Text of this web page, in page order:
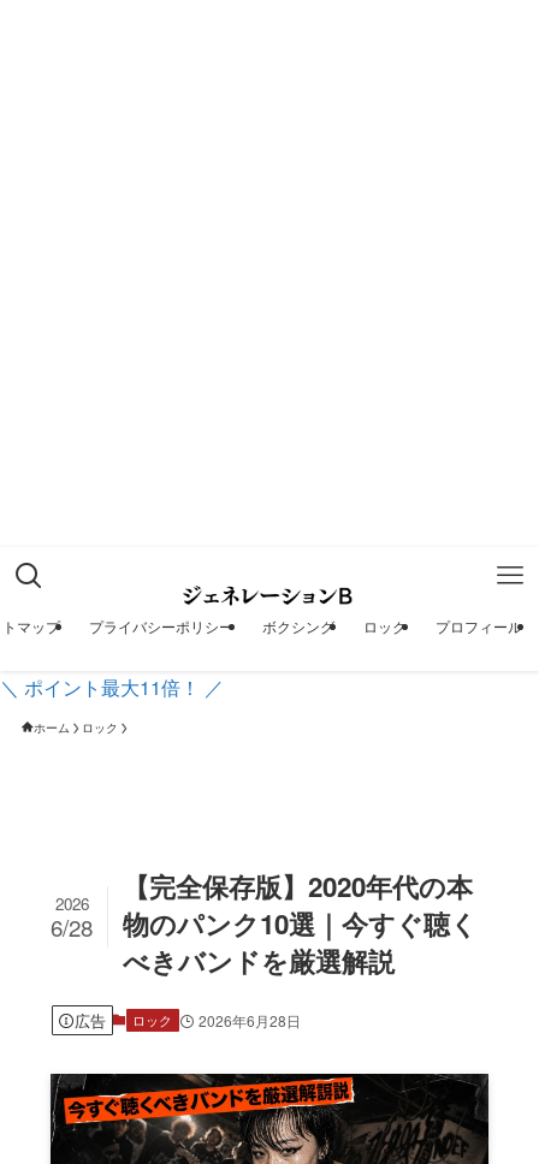
マップ プライバシーポリシー ボクシング ロック プロフィール
＼ ポイント最大11倍！ ／
ホーム ロック
【完全保存版】2020年代の本
物のパンク10選｜今すぐ聴く
べきバンドを厳選解説
2026
6/28
広告 ロック 2026年6月28日